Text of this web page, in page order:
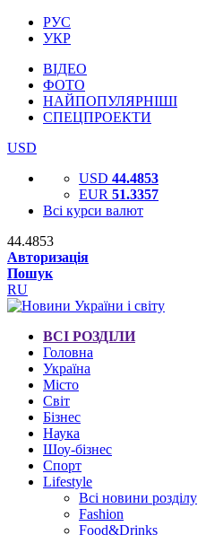
РУС
УКР
ВІДЕО
ФОТО
НАЙПОПУЛЯРНІШІ
СПЕЦПРОЕКТИ
USD
USD 44.4853
EUR 51.3357
Всі курси валют
44.4853
Авторизація
Пошук
RU
ВСІ РОЗДІЛИ
Головна
Україна
Місто
Світ
Бізнес
Наука
Шоу-бізнес
Спорт
Lifestyle
Всі новини розділу
Fashion
Food&Drinks